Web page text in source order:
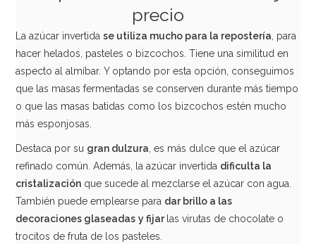
precio
La azúcar invertidase utiliza mucho para la repostería , para
hacer helados, pasteles o bizcochos. Tiene una similitud en
aspecto al almíbar. Y optando por esta opción, conseguimos
que las masas fermentadas se conserven durante más tiempo
o que las masas batidas como los bizcochos estén mucho
más esponjosas.
Destaca por su gran dulzura , es más dulce que el azúcar
refinado común. Además, la azúcar invertida dificulta la
cristalización que sucede al mezclarse el azúcar con agua.
También puede emplearse para dar brillo a las
decoraciones glaseadas y fijar las virutas de chocolate o
trocitos de fruta de los pasteles.